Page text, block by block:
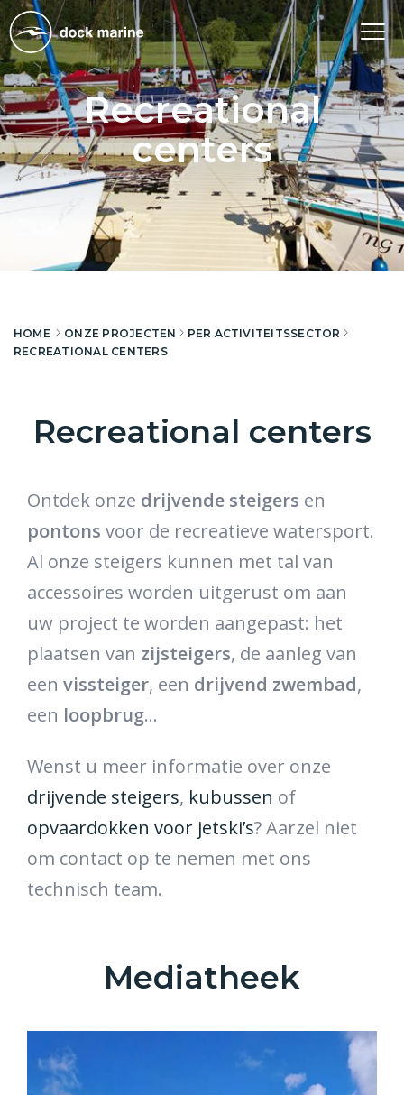
Recreational
centers
HOME ONZE PROJECTEN
PER ACTIVITEITSSECTOR
RECREATIONAL CENTERS
Recreational centers
Ontdek onze drijvende steigers en
pontons voor de recreatieve watersport.
Al onze steigers kunnen met tal van
accessoires worden uitgerust om aan
uw project te worden aangepast: het
plaatsen van zijsteigers, de aanleg van
een vissteiger, een drijvend zwembad,
een loopbrug...
Wenst u meer informatie over onze
drijvende steigers, kubussen of
opvaardokken voor jetski’s? Aarzel niet
om contact op te nemen met ons
technisch team.
Mediatheek